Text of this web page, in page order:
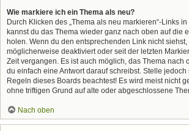
Wie markiere ich ein Thema als neu?
Durch Klicken des „Thema als neu markieren“-Links
kannst du das Thema wieder ganz nach oben auf die
holen. Wenn du den entsprechenden Link nicht
möglicherweise deaktiviert oder seit der letzten
Zeit vergangen. Es ist auch möglich, das Thema nach
du einfach eine Antwort darauf schreibst. Stelle jedoch
Regeln dieses Boards beachtest! Es wird meist nicht
ohne triftigen Grund auf alte oder abgeschlossene
Nach oben